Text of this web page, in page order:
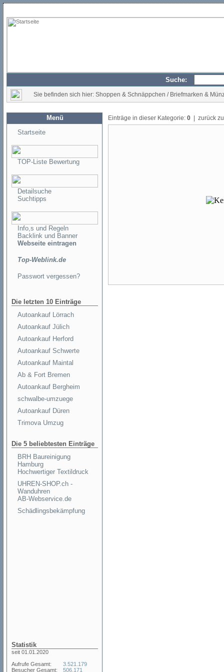
Suche:
Sie befinden sich hier: Shoppen & Schnäppchen / Briefmarken &
Menü
Startseite
TOP-Liste Bewertung
Detailsuche
Suchtipps
Info,s und Regeln
Backlink und Banner
Webseite eintragen
Top-Weblink.de
Passwort vergessen?
Die letzten 10 Einträge
Autoankauf Lörrach
Autoankauf Jülich
Autoankauf Herford
Autoankauf Schwerte
Autoankauf Maintal
Ab & Fort Bremen
Autoankauf Bergheim
schwalbe-umzuege
Autoankauf Düren
Trimova Umzug
Die 5 beliebtesten Einträge
BRH Baureinigung
Hamburg
Hochwertiger Textildruck
UHREN-SHOP.ch -
Wanduhren
AB-Webservice.de
Schädlingsbekämpfung
Statistik
seit 01.01.2020
Aufrufe Gesamt:
Besucher Gesamt:
3.521.179
506.171
Einträge in dieser Kategorie: 0 | zurück